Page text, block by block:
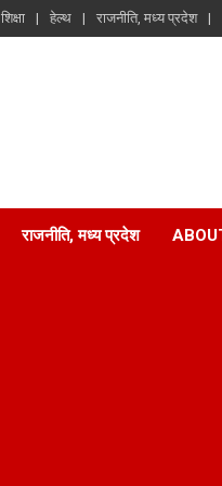
शिक्षा हेल्थ राजनीति, मध्य प्रदेश
राजनीति, मध्य प्रदेश